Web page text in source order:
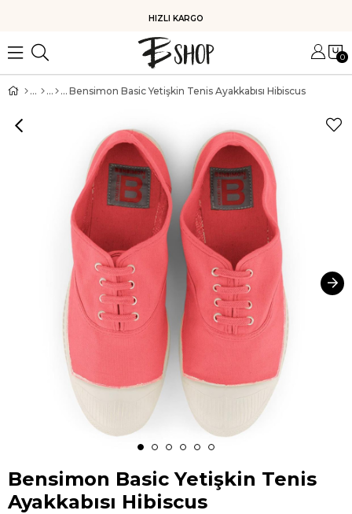
HIZLI KARGO
0
Bensimon Basic Yetişkin Tenis Ayakkabısı Hibiscus
Bensimon Basic Yetişkin Tenis
Ayakkabısı Hibiscus